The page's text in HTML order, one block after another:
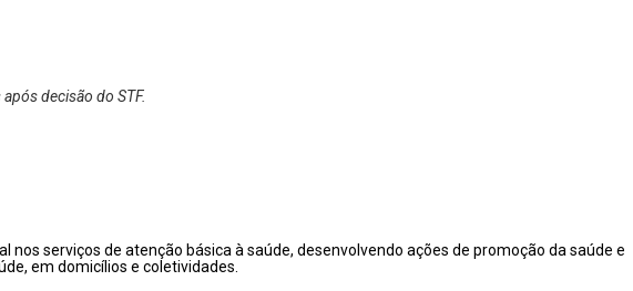
decisão do STF.
serviços de atenção básica à saúde, desenvolvendo ações de promoção da saúde e
em domicílios e coletividades.